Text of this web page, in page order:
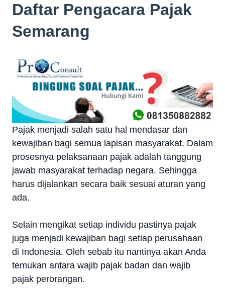
Daftar Pengacara Pajak
Semarang
Pajak menjadi salah satu hal mendasar dan
kewajiban bagi semua lapisan masyarakat. Dalam
prosesnya pelaksanaan pajak adalah tanggung
jawab masyarakat terhadap negara. Sehingga
harus dijalankan secara baik sesuai aturan yang
ada.
Selain mengikat setiap individu pastinya pajak
juga menjadi kewajiban bagi setiap perusahaan
di Indonesia. Oleh sebab itu nantinya akan Anda
temukan antara wajib pajak badan dan wajib
pajak perorangan.